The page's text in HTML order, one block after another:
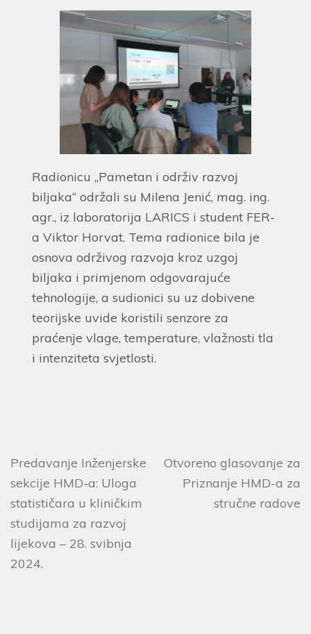
Radionicu „Pametan i održiv razvoj
biljaka“ održali su Milena Jenić, mag. ing.
agr., iz laboratorija LARICS i student FER-
a Viktor Horvat. Tema radionice bila je
osnova održivog razvoja kroz uzgoj
biljaka i primjenom odgovarajuće
tehnologije, a sudionici su uz dobivene
teorijske uvide koristili senzore za
praćenje vlage, temperature, vlažnosti tla
i intenziteta svjetlosti.
Predavanje Inženjerske
sekcije HMD-a: Uloga
statističara u kliničkim
studijama za razvoj
lijekova – 28. svibnja
2024.
Otvoreno glasovanje za
Priznanje HMD-a za
stručne radove